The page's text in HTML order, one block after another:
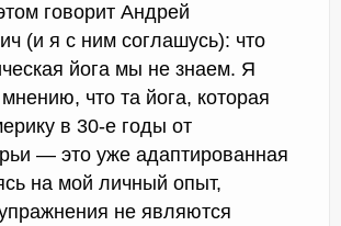
говорит Андрей
(и я с ним соглашусь): что
йога мы не знаем. Я
что та йога, которая
в 30-е годы от
— это уже адаптированная
на мой личный опыт,
не являются